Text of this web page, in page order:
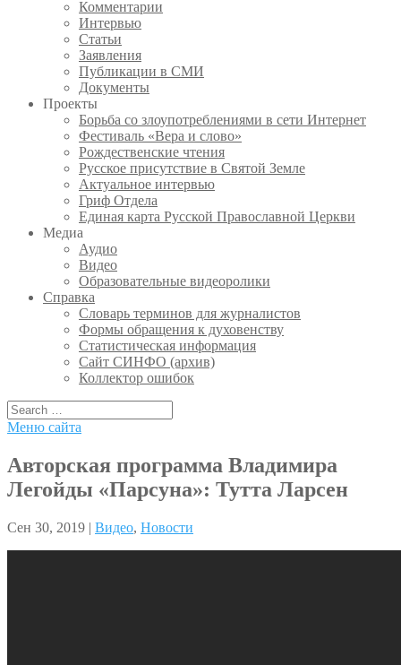
Комментарии
Интервью
Статьи
Заявления
Публикации в СМИ
Документы
Проекты
Борьба со злоупотреблениями в сети Интернет
Фестиваль «Вера и слово»
Рождественские чтения
Русское присутствие в Святой Земле
Актуальное интервью
Гриф Отдела
Единая карта Русской Православной Церкви
Медиа
Аудио
Видео
Образовательные видеоролики
Справка
Словарь терминов для журналистов
Формы обращения к духовенству
Статистическая информация
Сайт СИНФО (архив)
Коллектор ошибок
Меню сайта
Авторская программа Владимира
Легойды «Парсуна»: Тутта Ларсен
Сен 30, 2019 | Видео, Новости